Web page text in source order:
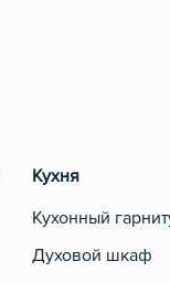
Кухня
Кухонный
Духовой шкаф